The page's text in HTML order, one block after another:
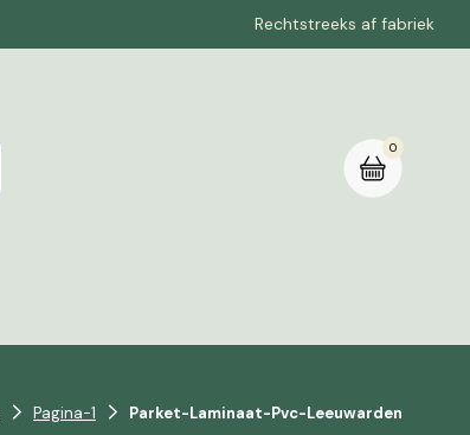
Rechtstreeks af fabriek
0
Pagina-1 Parket-Laminaat-Pvc-Leeuwarden